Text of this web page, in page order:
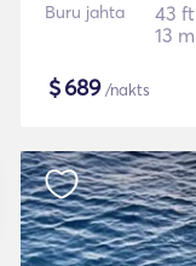
Buru jahta
43 ft
13 m
$689/nakts